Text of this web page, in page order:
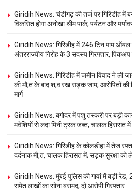
Giridih News: चंडीगढ़ की तर्ज पर गिरिडीह में
विकसित होगा अनोखा थीम पार्क, पर्यटन और
Giridih News: गिरिडीह में 246 टिन पाम ऑयल
अंतरराज्यीय गिरोह के 3 सदस्य गिरफ्तार, पिकअप
Giridih News: गिरिडीह में जमीन विवाद ने ली
की मौ,त के बाद श,व रख सड़क जाम, आरोपितों की
मार्ग
Giridih News: बगोदर में पशु तस्करी पर बड़ी
मवेशियों से लदा मिनी ट्रक जब्त, चालक हिरासत में
Giridih News: गिरिडीह के कोलड़ीहा में तेज
दर्दनाक मौ,त, चालक हिरासत में; सड़क सुरक्षा को
Giridih News: मुंबई पुलिस की गावां में बड़ी रेड,
समेत लाखों का सोना बरामद, दो आरोपी गिरफ्तार